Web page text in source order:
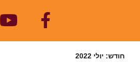
חודש: יולי 2022